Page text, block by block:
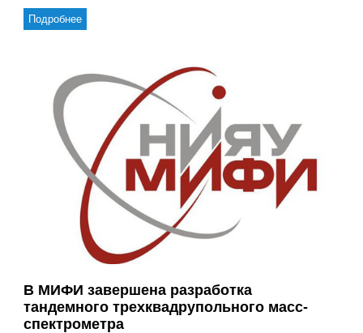
Подробнее
В МИФИ завершена разработка
тандемного трехквадрупольного масс-
спектрометра